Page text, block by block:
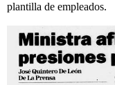
plantilla de empleados.